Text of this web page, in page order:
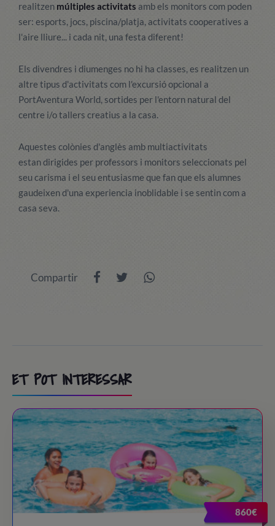
realitzen múltiples activitats amb els monitors com poden
ser: esports, jocs, piscina/platja, activitats cooperatives a
l'aire lliure... i cada nit, una festa diferent!
Els divendres i diumenges no hi ha classes, es realitzen un
altre tipus d'activitats com l'excursió opcional a
PortAventura World, sortides per l'entorn natural del
centre i/o tallers creatius a la casa.
Aquestes colònies d'anglès amb multiactivitats
estan dirigides per professors i monitors seleccionats pel
seu carisma i el seu entusiasme que fan que els alumnes
gaudeixen d'una experiencia inoblidable i se sentin com a
casa seva.
Compartir
ET POT INTERESSAR
860€